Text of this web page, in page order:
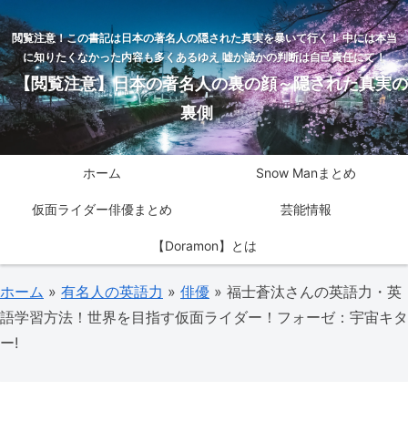
閲覧注意！この書記は日本の著名人の隠された真実を暴いて行く！ 中には本当
に知りたくなかった内容も多くあるゆえ 嘘か誠かの判断は自己責任にて！
【閲覧注意】日本の著名人の裏の顔～隠された真実の
裏側
ホーム Snow Manまとめ
仮面ライダー俳優まとめ 芸能情報
【Doramon】とは
ホーム » 有名人の英語力 » 俳優 » 福士蒼汰さんの英語力・英
語学習方法！世界を目指す仮面ライダー！フォーゼ：宇宙キタ
ー!